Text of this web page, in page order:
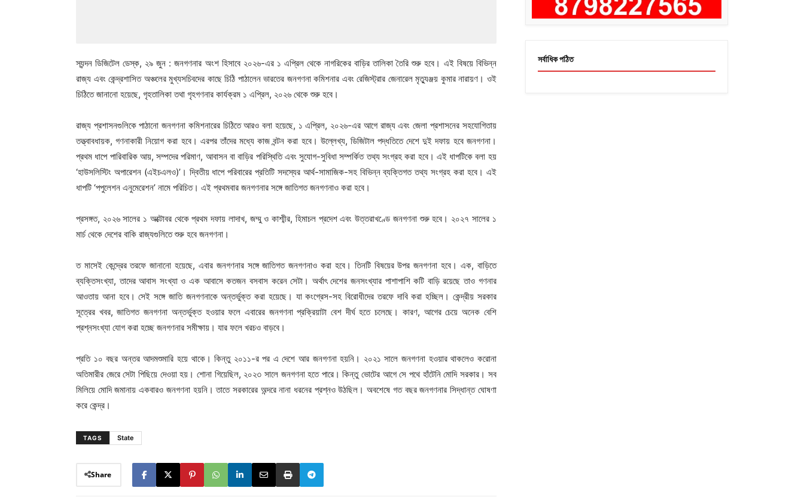
স্যন্দন ডিজিটেল ডেস্ক, ২৯ জুন : জনগণনার অংশ হিসাবে ২০২৬-এর ১ এপ্রিল থেকে নাগরিকের বাড়ির তালিকা তৈরি শুরু হবে। এই বিষয়ে বিভিন্ন
রাজ্য এবং কেন্দ্রশাসিত অঞ্চলের মুখ্যসচিবদের কাছে চিঠি পাঠালেন ভারতের জনগণনা কমিশনার এবং রেজিস্ট্রার জেনারেল মৃত্যুঞ্জয় কুমার নারায়ণ। ওই
চিঠিতে জানানো হয়েছে, গৃহতালিকা তথা গৃহগণনার কার্যক্রম ১ এপ্রিল, ২০২৬ থেকে শুরু হবে।
রাজ্য প্রশাসনগুলিকে পাঠানো জনগণনা কমিশনারের চিঠিতে আরও বলা হয়েছে, ১ এপ্রিল, ২০২৬-এর আগে রাজ্য এবং জেলা প্রশাসনের সহযোগিতায়
তত্ত্বাবধায়ক, গণনাকারী নিয়োগ করা হবে। এরপর তাঁদের মধ্যে কাজ বন্টন করা হবে। উল্লেখ্য, ডিজিটাল পদ্ধতিতে দেশে দুই দফায় হবে জনগণনা।
প্রথম ধাপে পারিবারিক আয়, সম্পদের পরিমাণ, আবাসন বা বাড়ির পরিস্থিতি এবং সুযোগ-সুবিধা সম্পর্কিত তথ্য সংগ্রহ করা হবে। এই ধাপটিকে বলা হয়
‘হাউসলিস্টিং অপারেশন (এইচএলও)’। দ্বিতীয় ধাপে পরিবারের প্রতিটি সদস্যের আর্থ-সামাজিক-সহ বিভিন্ন ব্যক্তিগত তথ্য সংগ্রহ করা হবে। এই
ধাপটি ‘পপুলেশন এনুমেরেশন’ নামে পরিচিত। এই প্রথমবার জনগণনার সঙ্গে জাতিগত জনগণনাও করা হবে।
প্রসঙ্গত, ২০২৬ সালের ১ অক্টোবর থেকে প্রথম দফায় লাদাখ, জম্মু ও কাশ্মীর, হিমাচল প্রদেশ এবং উত্তরাখণ্ডে জনগণনা শুরু হবে। ২০২৭ সালের ১
মার্চ থেকে দেশের বাকি রাজ্যগুলিতে শুরু হবে জনগণনা।
ত মাসেই কেন্দ্রের তরফে জানানো হয়েছে, এবার জনগণনার সঙ্গে জাতিগত জনগণনাও করা হবে। তিনটি বিষয়ের উপর জনগণনা হবে। এক, বাড়িতে
ব্যক্তিসংখ্যা, তাদের আবাস সংখ্যা ও এক আবাসে কতজন বসবাস করেন সেটা। অর্থাৎ দেশের জনসংখ্যার পাশাপাশি কটি বাড়ি রয়েছে তাও গণনার
আওতায় আনা হবে। সেই সঙ্গে জাতি জনগণনাকে অন্তর্ভুক্ত করা হয়েছে। যা কংগ্রেস-সহ বিরোধীদের তরফে দাবি করা হচ্ছিল। কেন্দ্রীয় সরকার
সূত্রের খবর, জাতিগত জনগণনা অন্তর্ভুক্ত হওয়ার ফলে এবারের জনগণনা প্রক্রিয়াটা বেশ দীর্ঘ হতে চলেছে। কারণ, আগের চেয়ে অনেক বেশি
প্রশ্নসংখ্যা যোগ করা হচ্ছে জনগণনার সমীক্ষায়। যার ফলে খরচও বাড়বে।
প্রতি ১০ বছর অন্তর আদমশুমারি হয়ে থাকে। কিন্তু ২০১১-র পর এ দেশে আর জনগণনা হয়নি। ২০২১ সালে জনগণনা হওয়ার থাকলেও করোনা
অতিমারীর জেরে সেটা পিছিয়ে দেওয়া হয়। শোনা গিয়েছিল, ২০২৩ সালে জনগণনা হতে পারে। কিন্তু ভোটের আগে সে পথে হাঁটেনি মোদি সরকার। সব
মিলিয়ে মোদি জমানায় একবারও জনগণনা হয়নি। তাতে সরকারের অন্দরে নানা ধরনের প্রশ্নও উঠছিল। অবশেষে গত বছর জনগণনার সিদ্ধান্ত ঘোষণা
করে কেন্দ্র।
TAGS State
Share
সর্বাধিক পঠিত